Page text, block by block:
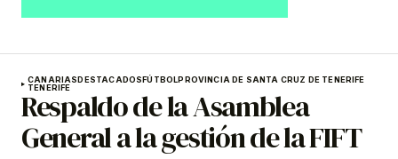
CANARIASDESTACADOSFÚTBOLPROVINCIA DE SANTA CRUZ DE TENERIFE
TENERIFE
Respaldo de la Asamblea
General a la gestión de la FIFT